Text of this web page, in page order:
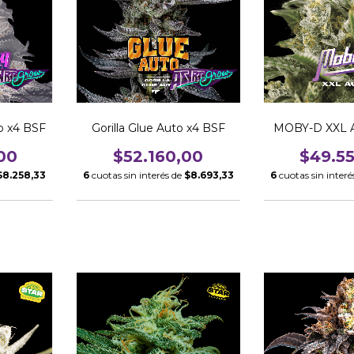
x4 BSF Gorilla Glue Auto x4 BSF
$52.160,00
6 cuotas sin interés de $8.693,33
MOBY-D XXL
6 cuotas sin